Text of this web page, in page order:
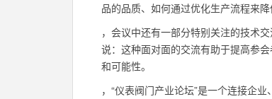
品的品质、如何通过优化生产流程来
，会议中还有一部分特别关注的技术
说：这种面对面的交流有助于提高参
和可能性。
，“仪表阀门产业论坛”是一个连接企